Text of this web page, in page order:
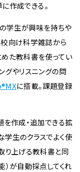
作成できる。
学生が興味を持ちや
校向け科学雑誌から
た教科書を使ってい
グやリスニングの問
に搭載。課題登録
を作成・追加できる拡
生のクラスでよく使
り上げる教科書と同
）が自動採点してくれ